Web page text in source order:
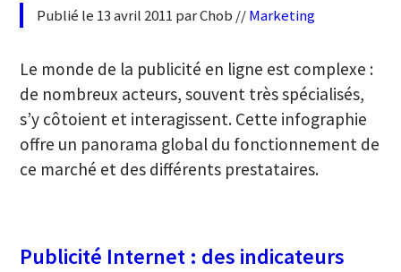
Publié le 13 avril 2011 par Chob //Marketing
Le monde de la publicité en ligne est complexe :
de nombreux acteurs, souvent très spécialisés,
s’y côtoient et interagissent. Cette infographie
offre un panorama global du fonctionnement de
ce marché et des différents prestataires.
Publicité Internet : des indicateurs